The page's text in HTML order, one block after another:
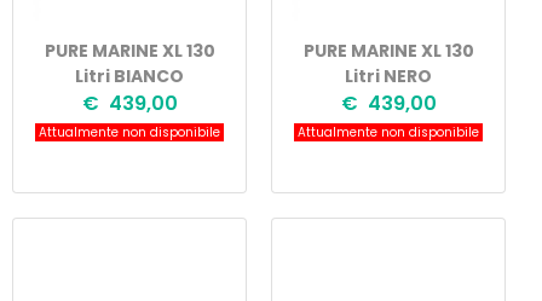
PURE MARINE XL 130
Litri BIANCO
€ 439,00
Attualmente non disponibile
PURE MARINE XL 130
Litri NERO
€ 439,00
Attualmente non disponibile